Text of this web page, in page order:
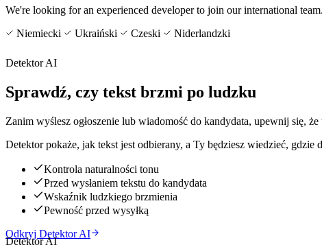
We're looking for an experienced developer to join our international
Niemiecki
Ukraiński Czeski Niderlandzki
Detektor AI
Sprawdź, czy tekst brzmi po ludzku
Zanim wyślesz ogłoszenie lub wiadomość do kandydata, upewnij się,
Detektor pokaże, jak tekst jest odbierany, a Ty będziesz wiedzieć, gdzie
Kontrola naturalności tonu
Przed wysłaniem tekstu do kandydata
Wskaźnik ludzkiego brzmienia
Pewność przed wysyłką
Odkryj Detektor AI
Detektor AI